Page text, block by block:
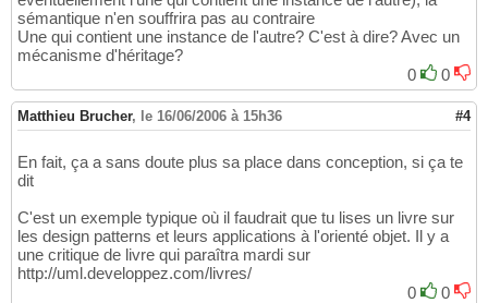
sémantique n'en souffrira pas au contraire
Une qui contient une instance de l'autre? C'est à dire? Avec un
mécanisme d'héritage?
0
0
Matthieu Brucher, le 16/06/2006 à 15h36 #4
En fait, ça a sans doute plus sa place dans conception, si ça te
dit
C'est un exemple typique où il faudrait que tu lises un livre sur
les design patterns et leurs applications à l'orienté objet. Il y a
une critique de livre qui paraîtra mardi sur
http://uml.developpez.com/livres/
0
0